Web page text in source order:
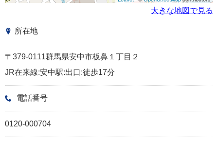
大きな地図で見る
所在地
〒379-0111群馬県安中市板鼻１丁目２
JR在来線:安中駅:出口:徒歩17分
電話番号
0120-000704